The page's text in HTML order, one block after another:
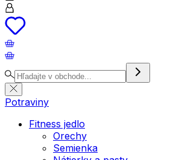
Potraviny
Fitness jedlo
Orechy
Semienka